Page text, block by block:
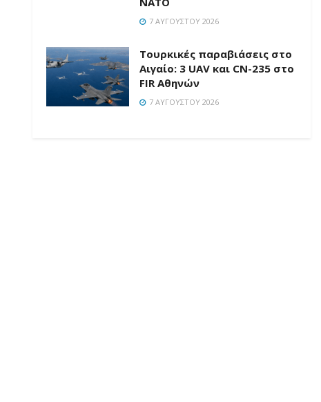
7 ΑΥΓΟΎΣΤΟΥ 2026
Τουρκικές παραβιάσεις στο
Αιγαίο: 3 UAV και CN-235 στο
FIR Αθηνών
7 ΑΥΓΟΎΣΤΟΥ 2026